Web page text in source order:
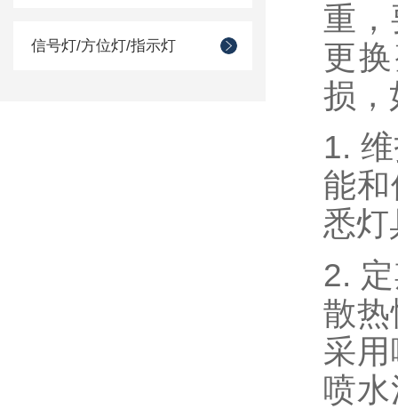
信号灯/方位灯/指示灯
重
更
损，
1.
能
悉灯
2.
散
采
喷